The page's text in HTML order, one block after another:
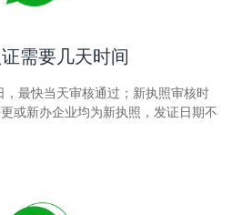
需要几天时间
最快当天审核通过；新执照审核时
或新办企业均为新执照，发证日期不